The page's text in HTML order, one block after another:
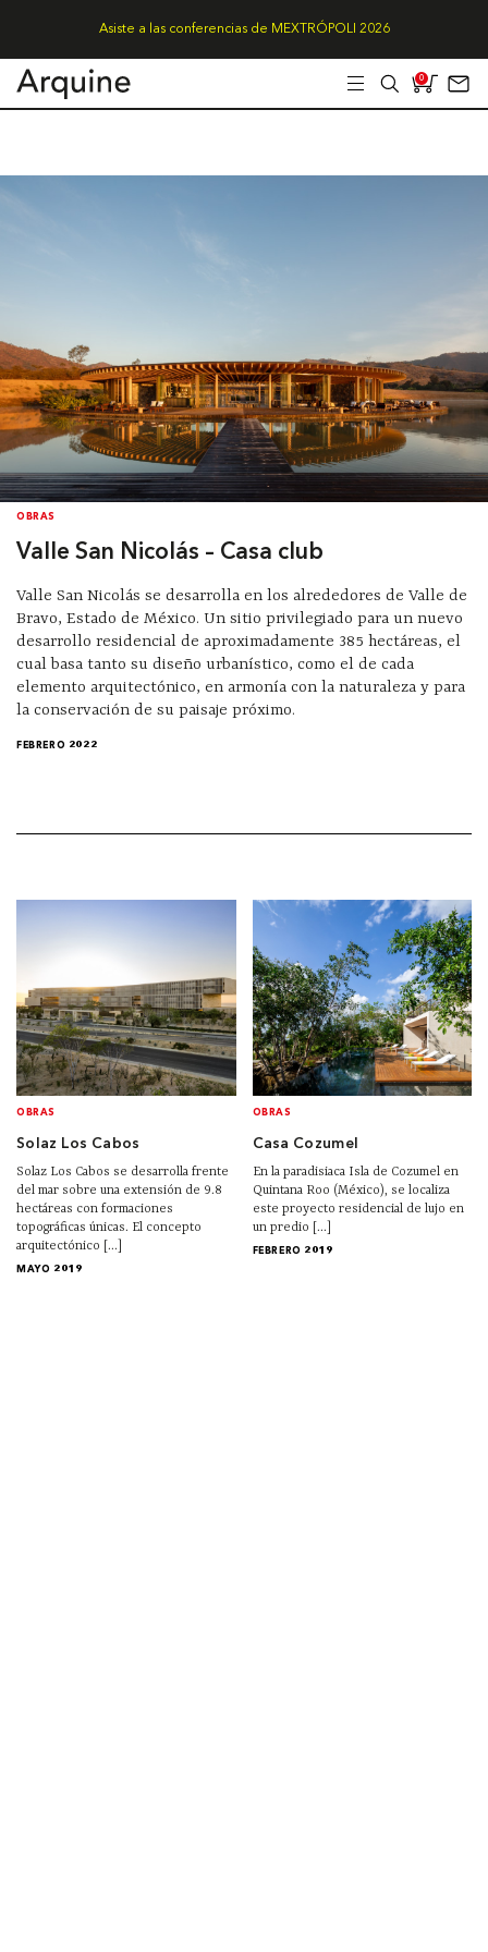
Asiste a las conferencias de MEXTRÓPOLI 2026
0
OBRAS
Valle San Nicolás – Casa club
Valle San Nicolás se desarrolla en los alrededores de Valle de
Bravo, Estado de México. Un sitio privilegiado para un nuevo
desarrollo residencial de aproximadamente 385 hectáreas, el
cual basa tanto su diseño urbanístico, como el de cada
elemento arquitectónico, en armonía con la naturaleza y para
la conservación de su paisaje próximo.
FEBRERO 2022
OBRAS
Solaz Los Cabos
Solaz Los Cabos se desarrolla frente
del mar sobre una extensión de 9.8
hectáreas con formaciones
topográficas únicas. El concepto
arquitectónico [...]
MAYO 2019
OBRAS
Casa Cozumel
En la paradisiaca Isla de Cozumel en
Quintana Roo (México), se localiza
este proyecto residencial de lujo en
un predio [...]
FEBRERO 2019